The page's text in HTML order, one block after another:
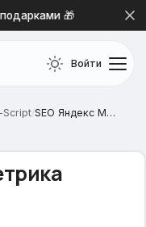
🎁
Войти
Script/ SEO Яндекс Метрика